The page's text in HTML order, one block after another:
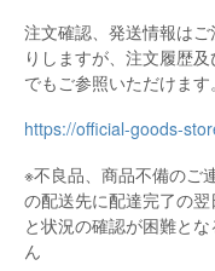
注文確認、発送情報は
りしますが、注文履歴
でもご参照いただけます。
https://official-goods-
※不良品、商品不備のご
の配送先に配達完了の
と状況の確認が困難と
ん